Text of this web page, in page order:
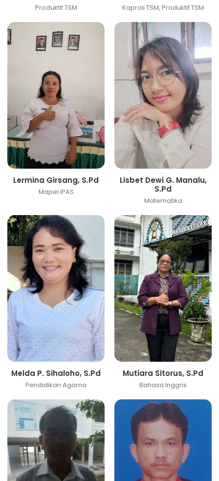
Produktif TSM Kaproli TSM, Produktif TSM
Lermina Girsang, S.Pd
Mapel IPAS
Lisbet Dewi G. Manalu,
S.Pd
Matematika
Melda P. Sihaloho, S.Pd
Pendidikan Agama
Mutiara Sitorus, S.Pd
Bahasa Inggris